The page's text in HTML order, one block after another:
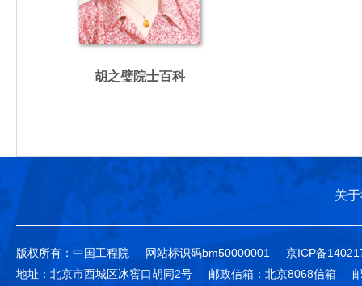
胡之璧院士百科
关
版权所有：中国工程院 网站标识码bm50000001
京ICP备
地址：北京市西城区冰窖口胡同2号
邮政信箱：北京8068信箱